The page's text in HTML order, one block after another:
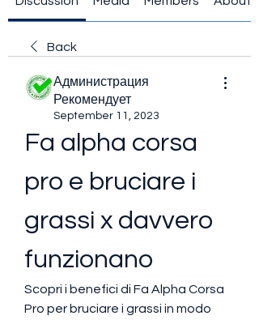
Back
Администрация
Рекомендует
September 11, 2023
Fa alpha corsa
pro e bruciare i
grassi x davvero
funzionano
Scopri i benefici di Fa Alpha Corsa
Pro per bruciare i grassi in modo